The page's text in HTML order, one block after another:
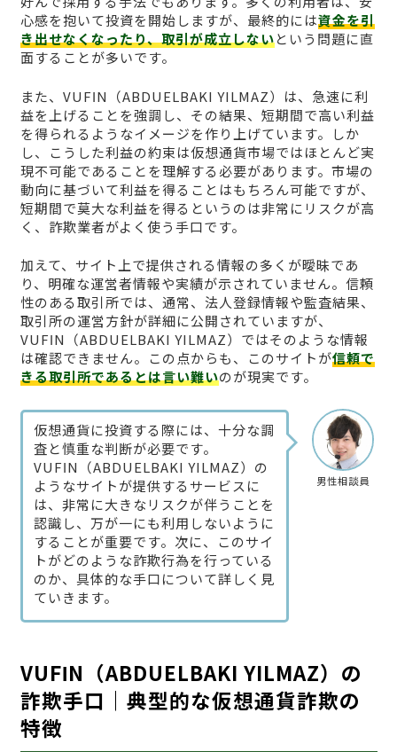
心感を抱いて投資を開始しますが、最終的には資金を引
き出せなくなったり、取引が成立しないという問題に直
面することが多いです。
また、VUFΙN（ABDUELBAKI YILMAZ）は、急速に利
益を上げることを強調し、その結果、短期間で高い利益
を得られるようなイメージを作り上げています。しか
し、こうした利益の約束は仮想通貨市場ではほとんど実
現不可能であることを理解する必要があります。市場の
動向に基づいて利益を得ることはもちろん可能ですが、
短期間で莫大な利益を得るというのは非常にリスクが高
く、詐欺業者がよく使う手口です。
加えて、サイト上で提供される情報の多くが曖昧であ
り、明確な運営者情報や実績が示されていません。信頼
性のある取引所では、通常、法人登録情報や監査結果、
取引所の運営方針が詳細に公開されていますが、
VUFΙN（ABDUELBAKI YILMAZ）ではそのような情報
は確認できません。この点からも、このサイトが信頼で
きる取引所であるとは言い難いのが現実です。
男性相談員
仮想通貨に投資する際には、十分な調
査と慎重な判断が必要です。
VUFΙN（ABDUELBAKI YILMAZ）の
ようなサイトが提供するサービスに
は、非常に大きなリスクが伴うことを
認識し、万が一にも利用しないように
することが重要です。次に、このサイ
トがどのような詐欺行為を行っている
のか、具体的な手口について詳しく見
ていきます。
VUFΙN（ABDUELBAKI YILMAZ）の
詐欺手口｜典型的な仮想通貨詐欺の
特徴